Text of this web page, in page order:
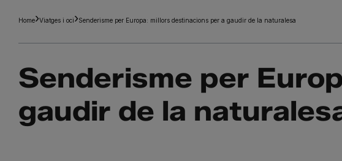
content
Home Viatges i oci Senderisme per Europa: millors destinacions per a gaudir de la naturalesa
Senderisme per
gaudir de la